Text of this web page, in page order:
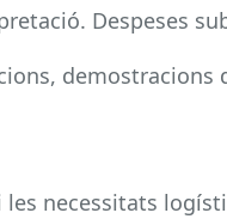
Despeses
demostracions
necessitats